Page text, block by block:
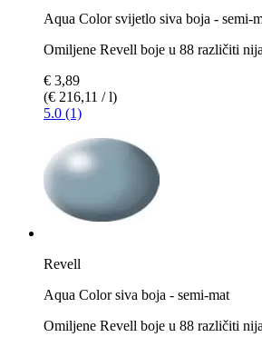
Aqua Color svijetlo siva boja - semi-
Omiljene Revell boje u 88 različiti
€ 3,89
(€ 216,11 / l)
5.0 (1)
Revell
Aqua Color siva boja - semi-mat
Omiljene Revell boje u 88 različiti